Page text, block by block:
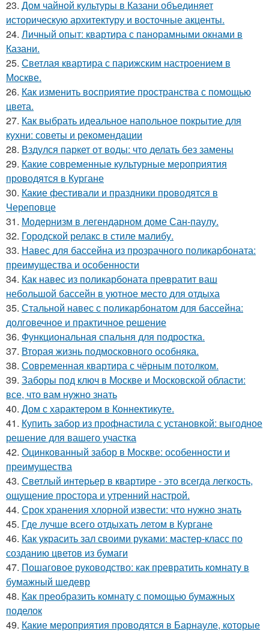
23. Дом чайной культуры в Казани объединяет
историческую архитектуру и восточные акценты.
24. Личный опыт: квартира с панорамными окнами в
Казани.
25. Светлая квартира с парижским настроением в
Москве.
26. Как изменить восприятие пространства с помощью
цвета.
27. Как выбрать идеальное напольное покрытие для
кухни: советы и рекомендации
28. Вздулся паркет от воды: что делать без замены
29. Какие современные культурные мероприятия
проводятся в Кургане
30. Какие фестивали и праздники проводятся в
Череповце
31. Модернизм в легендарном доме Сан-паулу.
32. Городской релакс в стиле малибу.
33. Навес для бассейна из прозрачного поликарбоната:
преимущества и особенности
34. Как навес из поликарбоната превратит ваш
небольшой бассейн в уютное место для отдыха
35. Стальной навес с поликарбонатом для бассейна:
долговечное и практичное решение
36. Функциональная спальня для подростка.
37. Вторая жизнь подмосковного особняка.
38. Современная квартира с чёрным потолком.
39. Заборы под ключ в Москве и Московской области:
все, что вам нужно знать
40. Дом с характером в Коннектикуте.
41. Купить забор из профнастила с установкой: выгодное
решение для вашего участка
42. Оцинкованный забор в Москве: особенности и
преимущества
43. Светлый интерьер в квартире - это всегда легкость,
ощущение простора и утренний настрой.
44. Срок хранения хлорной извести: что нужно знать
45. Где лучше всего отдыхать летом в Кургане
46. Как украсить зал своими руками: мастер-класс по
созданию цветов из бумаги
47. Пошаговое руководство: как превратить комнату в
бумажный шедевр
48. Как преобразить комнату с помощью бумажных
поделок
49. Какие мероприятия проводятся в Барнауле, которые